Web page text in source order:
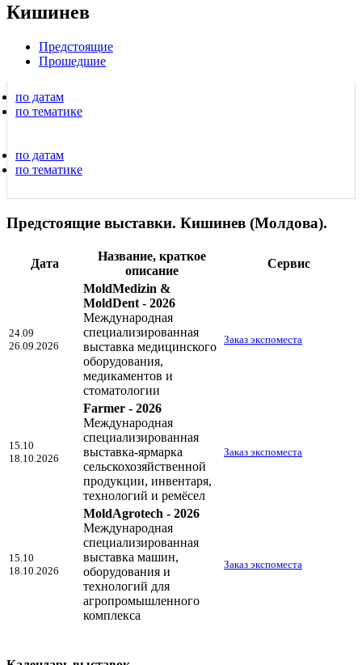
Кишинев
Предстоящие
Прошедшие
по датам
по тематике
по датам
по тематике
Предстоящие выставки. Кишинев (Молдова).
Дата
Название, краткое
описание
Сервис
24.09
26.09.2026
MoldMedizin &
MoldDent - 2026
Международная
специализированная
выставка медицинского
оборудования,
медикаментов и
стоматологии
Заказ экспоместа
15.10
18.10.2026
Farmer - 2026
Международная
специализированная
выставка-ярмарка
сельскохозяйственной
продукции, инвентаря,
технологий и ремёсел
Заказ экспоместа
15.10
18.10.2026
MoldAgrotech - 2026
Международная
специализированная
выставка машин,
оборудования и
технологий для
агропромышленного
комплекса
Заказ экспоместа